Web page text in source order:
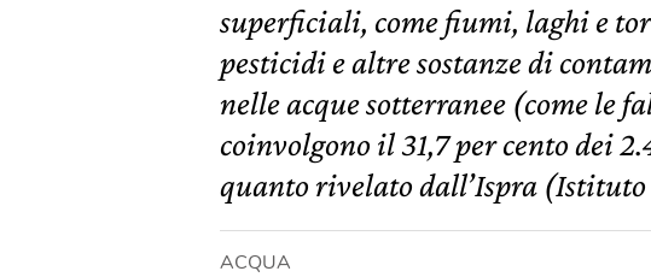
superficiali, come fiumi, laghi e
pesticidi e altre sostanze di
nelle acque sotterranee (come le
coinvolgono il 31,7 per cento dei
quanto rivelato dall’Ispra
ACQUA